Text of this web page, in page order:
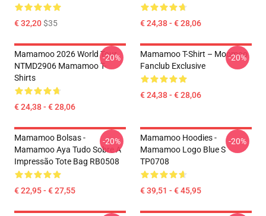
€ 32,20$35 € 24,38 - € 28,06
Mamamoo 2026 World Tour
NTMD2906 Mamamoo T-
Shirts
€ 24,38 - € 28,06
-20%
Mamamoo T-Shirt – Moomoo
Fanclub Exclusive
€ 24,38 - € 28,06
-20%
Mamamoo Bolsas -
Mamamoo Aya Tudo Sobre A
Impressão Tote Bag RB0508
€ 22,95 - € 27,55
-20%
Mamamoo Hoodies -
Mamamoo Logo Blue S
TP0708
€ 39,51 - € 45,95
-20%